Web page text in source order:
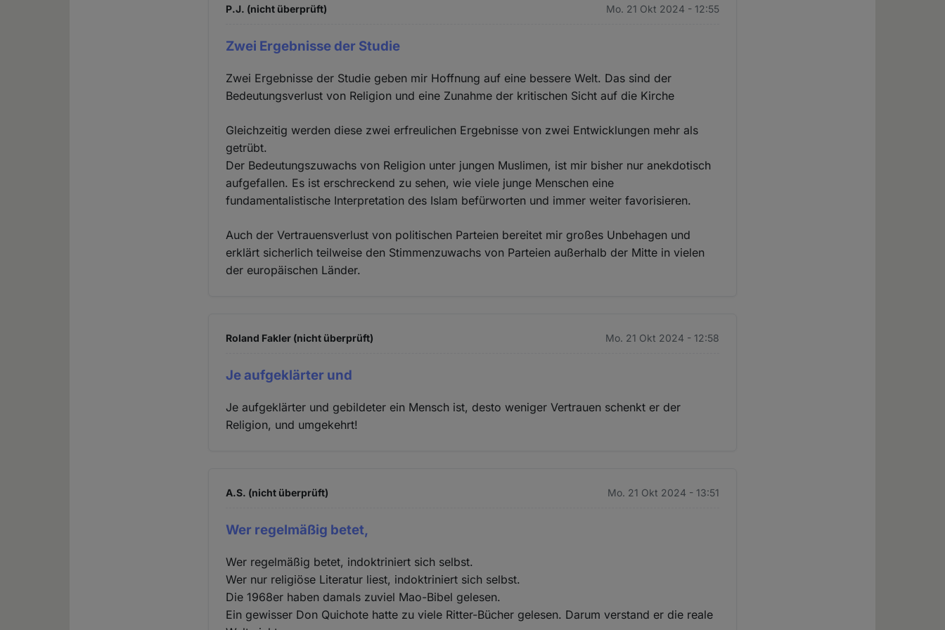
P.J. (nicht überprüft) Mo. 21 Okt 2024 - 12:55
Zwei Ergebnisse der Studie
Zwei Ergebnisse der Studie geben mir Hoffnung auf eine bessere Welt. Das sind der
Bedeutungsverlust von Religion und eine Zunahme der kritischen Sicht auf die Kirche
Gleichzeitig werden diese zwei erfreulichen Ergebnisse von zwei Entwicklungen mehr als
getrübt.
Der Bedeutungszuwachs von Religion unter jungen Muslimen, ist mir bisher nur anekdotisch
aufgefallen. Es ist erschreckend zu sehen, wie viele junge Menschen eine
fundamentalistische Interpretation des Islam befürworten und immer weiter favorisieren.
Auch der Vertrauensverlust von politischen Parteien bereitet mir großes Unbehagen und
erklärt sicherlich teilweise den Stimmenzuwachs von Parteien außerhalb der Mitte in vielen
der europäischen Länder.
Roland Fakler (nicht überprüft) Mo. 21 Okt 2024 - 12:58
Je aufgeklärter und
Je aufgeklärter und gebildeter ein Mensch ist, desto weniger Vertrauen schenkt er der
Religion, und umgekehrt!
A.S. (nicht überprüft) Mo. 21 Okt 2024 - 13:51
Wer regelmäßig betet,
Wer regelmäßig betet, indoktriniert sich selbst.
Wer nur religiöse Literatur liest, indoktriniert sich selbst.
Die 1968er haben damals zuviel Mao-Bibel gelesen.
Ein gewisser Don Quichote hatte zu viele Ritter-Bücher gelesen. Darum verstand er die reale